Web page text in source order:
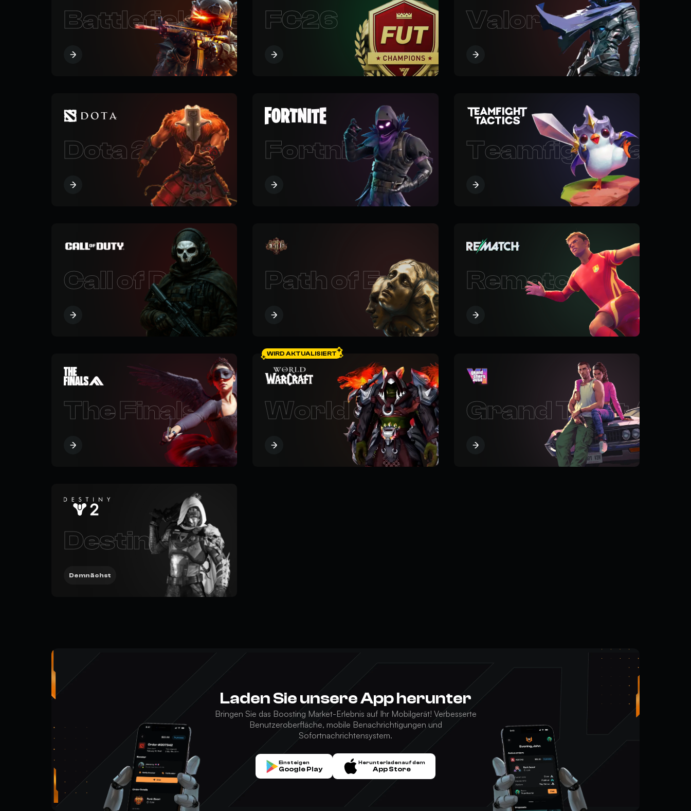
Battlefield 6 Boost
FC26 Valorant
Dota 2 Fortnite Teamfight
Call of Duty Path of Exile II Rematch
The Finals
WIRD AKTUALISIERT
World of WarcraftGrand Theft
Destiny 2
Demnächst
Laden Sie unsere App herunter
Bringen Sie das Boosting Market-Erlebnis auf Ihr Mobilgerät! Verbesserte
Benutzeroberfläche, mobile Benachrichtigungen und
Sofortnachrichtensystem.
Einsteigen
Google Play
Herunterladen auf dem
App Store